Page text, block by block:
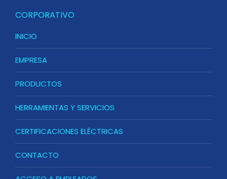
CORPORATIVO
INICIO
EMPRESA
PRODUCTOS
HERRAMIENTAS Y SERVICIOS
CERTIFICACIONES ELÉCTRICAS
CONTACTO